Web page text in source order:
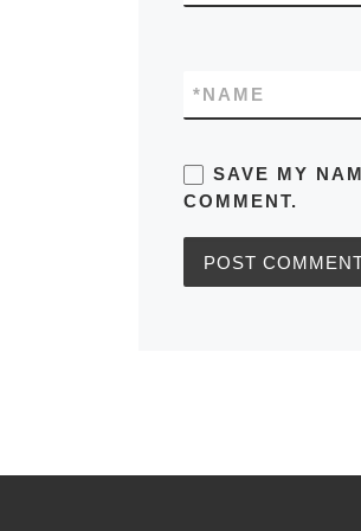
NAME
*
SAVE MY
COMMENT.